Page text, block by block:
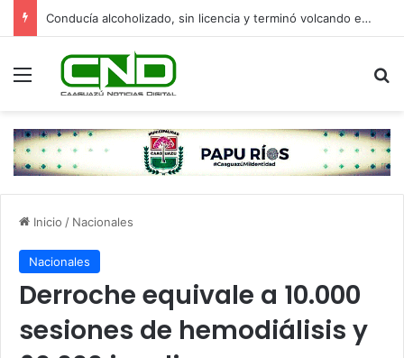
Conducía alcoholizado, sin licencia y terminó volcando en Yasy Cañy
Menú
Inicio / Nacionales
Nacionales
Derroche equivale a 10.000
sesiones de hemodiálisis y